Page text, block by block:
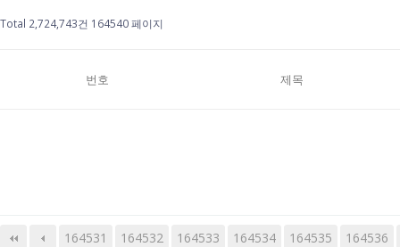
Total 2,724,743건 164540 페이지
번호 제목
164531 164532 164533 164534 164535 164536
다음 맨끝